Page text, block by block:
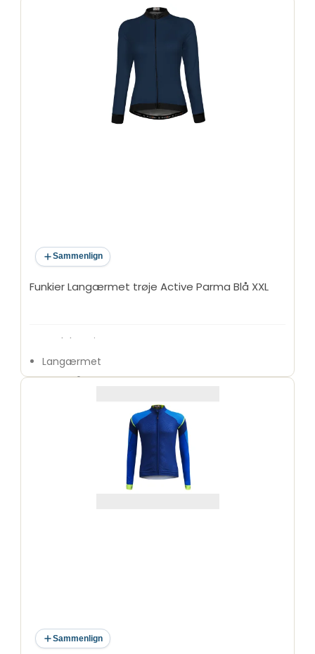
Sammenlign
Funkier Langærmet trøje Active Parma Blå XXL
Model: Active Parma
Langærmet
Let og åndbart materiale
Velegnet til sport og hverdagsbrug
Sammenlign